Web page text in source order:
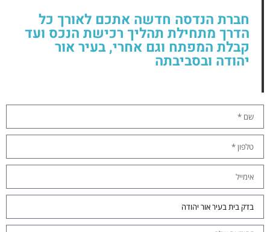
חברת הנדסה חדשה אתכם לאורך כל
הדרך מתחילת תהליך רכישת הנכס ועד
קבלת המפתח וגם אחרי, בעיר אור
יהודה ובסביבתה